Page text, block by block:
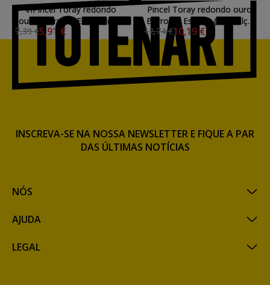
\nPincel Toray redondo
ouro Barroco, Escoda (n4)
alça curta
7,39 €5,91 €
Pincel Toray redondo ouro
Barroco, Escoda (n12) alça
curta
12,74 €10,19 €
NÓS
AJUDA
LEGAL
INSCREVA-SE NA NOSSA NEWSLETTER E FIQUE A PAR
DAS ÚLTIMAS NOTÍCIAS